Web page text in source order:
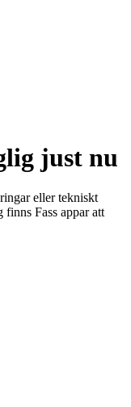
just nu
eller tekniskt
finns Fass appar att